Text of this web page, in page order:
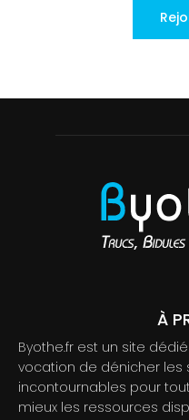
À
Byothe.fr est un site
vocation de dénicher les
incontournables pour
mieux les ressources